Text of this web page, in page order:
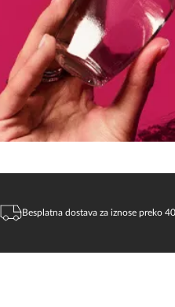
Besplatna dostava za iznose preko